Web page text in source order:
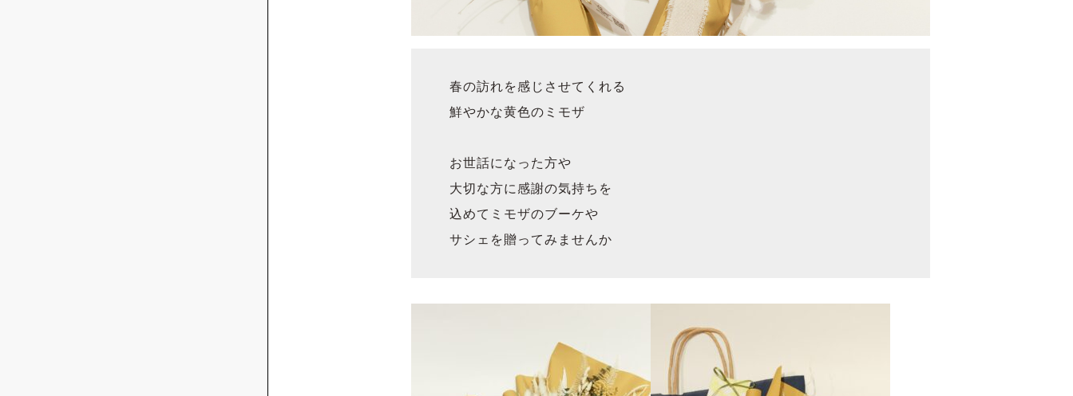
春の訪れを感じさせてくれる
鮮やかな黄色のミモザ
お世話になった方や
大切な方に感謝の気持ちを
込めてミモザのブーケや
サシェを贈ってみませんか